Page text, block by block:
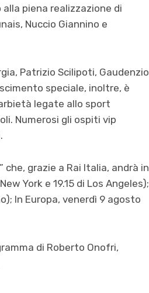
piena realizzazione di
Nuccio Giannino e
Patrizio Scilipoti, Gaudenzio
speciale, inoltre, è
legate allo sport
Numerosi gli ospiti vip
grazie a Rai Italia, andrà in
York e 19.15 di Los Angeles);
In Europa, venerdì 9 agosto
di Roberto Onofri,